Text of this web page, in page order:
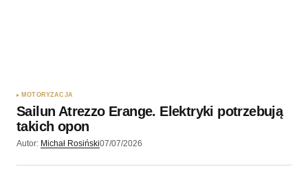
MOTORYZACJA
Sailun Atrezzo Erange. Elektryki potrzebują
takich opon
Autor: Michał Rosiński07/07/2026